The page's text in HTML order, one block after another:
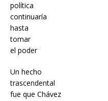
política
continuaría
hasta
tomar
el poder
Un hecho
trascendental
fue que Chávez